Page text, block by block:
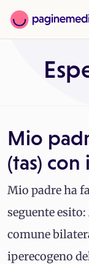
Mio
(tas)
Mio padre ha
seguente
comune
iperecogeno